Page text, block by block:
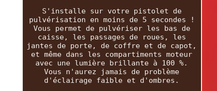
S'installe sur votre pistolet de
pulvérisation en moins de 5 secondes !
Vous permet de pulvériser les bas de
caisse, les passages de roues, les
jantes de porte, de coffre et de capot,
et même dans les compartiments moteur
avec une lumière brillante à 100 %.
Vous n'aurez jamais de problème
d'éclairage faible et d'ombres.